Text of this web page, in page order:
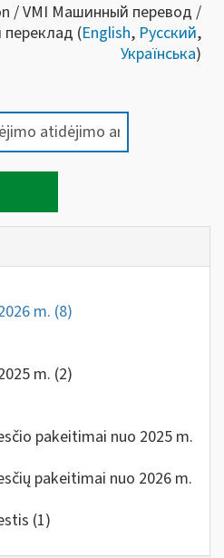
/ VMI Машинный перевод /
(English, Русский,
Українська)
m. (8)
m. (2)
pakeitimai nuo 2025 m.
pakeitimai nuo 2026 m.
(1)